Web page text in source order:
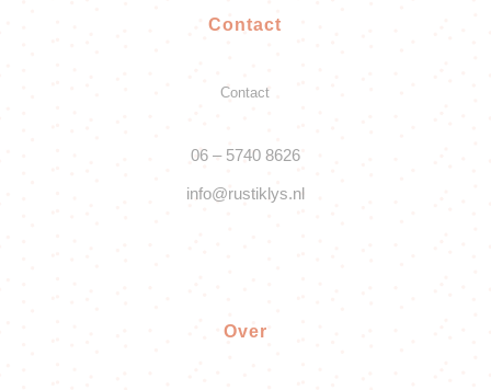
Contact
Contact
06 – 5740 8626
info@rustiklys.nl
Over